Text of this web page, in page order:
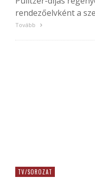
rendezőelvként a
Tovább
TV/SOROZAT